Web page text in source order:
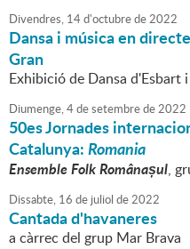
Divendres, 14d'octubrede2022
Dansa i música en
Gran
Exhibició de Dansa
Diumenge,4desetembrede2022
50es Jornades
Catalunya:Romania
Ensemble Folk Românașul,
Dissabte, 16 de juliol de2022
Cantada d'havaneres
a càrrec del grup Mar Brava